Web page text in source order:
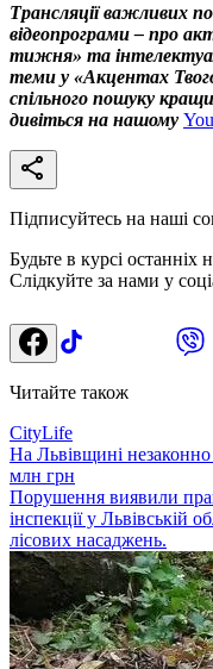
Трансляції важливих
відеопрограми – про
тижня» та
теми у «Акцентах Твого
спільного пошуку
дивіться на нашому
Підписуйтесь на наші
Будьте в курсі
Слідкуйте за нами у
Читайте також
CityLife
На Львівщині незаконно
млн грн
Порушення виявили
інспекції у Львівській
лісових насаджень.